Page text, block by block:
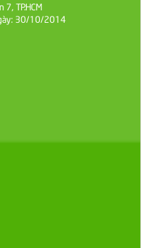
PET Hũ 450g
Hũ Thuỷ Tinh 150g
cholimex 4,9L
TP.HCM
30/10/2014